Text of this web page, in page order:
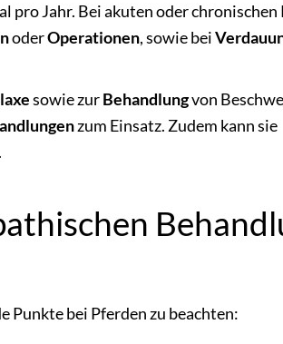
pro Jahr. Bei akuten oder chronischen
oderOperationen, sowie bei
sowie zurBehandlungvon
zum Einsatz. Zudem kann sie
Punkte bei Pferden zu beachten: